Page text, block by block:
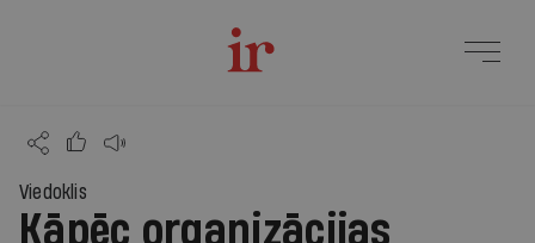
Viedoklis
Kāpēc organizācijas